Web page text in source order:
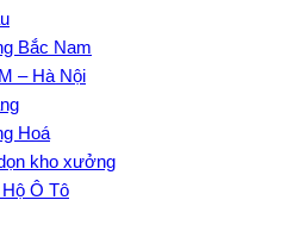
Bắc Nam
– Hà Nội
Hoá
kho xưởng
Ô Tô